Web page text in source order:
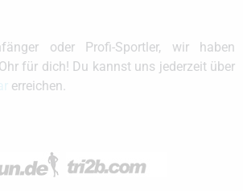
oder Profi-Sportler, wir haben
für dich! Du kannst uns jederzeit über
erreichen.